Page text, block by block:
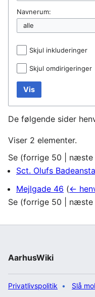
Navnerum:
Skjul inkluderinger
Skjul omdirigeringer
Vis
De følgende sider
Viser 2 elementer.
Se (forrige 50 næste
Sct. Olufs
Mejlgade 46 (←
Se (forrige 50 næste
AarhusWiki
Privatlivspolitik Slå